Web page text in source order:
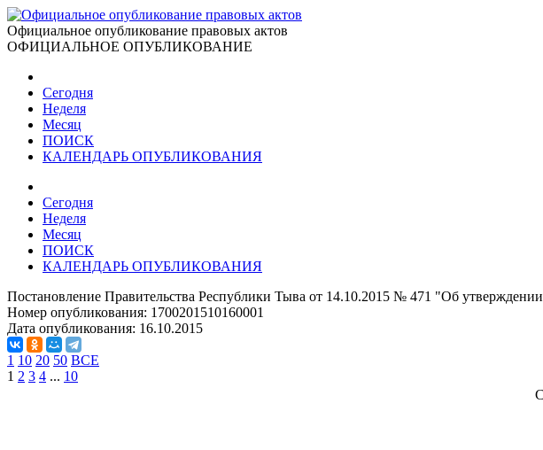
Официальное опубликование правовых актов
ОФИЦИАЛЬНОЕ ОПУБЛИКОВАНИЕ
Сегодня
Неделя
Месяц
ПОИСК
КАЛЕНДАРЬ ОПУБЛИКОВАНИЯ
Сегодня
Неделя
Месяц
ПОИСК
КАЛЕНДАРЬ ОПУБЛИКОВАНИЯ
Постановление Правительства Республики Тыва от 14.10.2015 № 471 "Об
Номер опубликования: 1700201510160001
Дата опубликования: 16.10.2015
1 10 20 50 ВСЕ
1 2 3 4 ... 10